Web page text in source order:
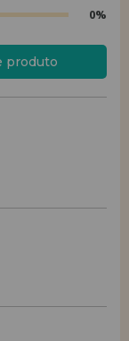
0%
produto